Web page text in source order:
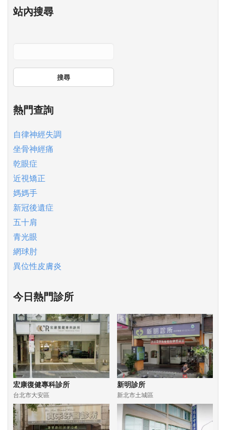
站內搜尋
搜尋
熱門查詢
自律神經失調
坐骨神經痛
乾眼症
近視矯正
媽媽手
新冠後遺症
五十肩
青光眼
網球肘
異位性皮膚炎
今日熱門診所
宏康復健專科診所
台北市大安區
新明診所
新北市土城區